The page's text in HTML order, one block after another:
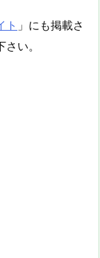
ト 」にも掲載さ
い。